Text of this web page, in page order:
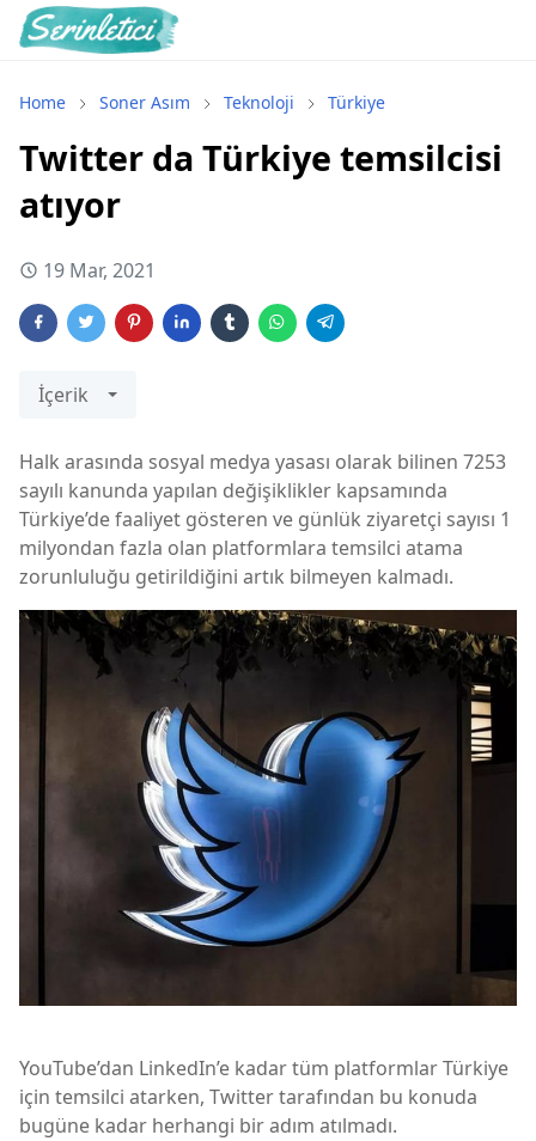
Home Soner Asım Teknoloji Türkiye
Twitter da Türkiye temsilcisi
atıyor
19 Mar, 2021
İçerik
Halk arasında sosyal medya yasası olarak bilinen 7253
sayılı kanunda yapılan değişiklikler kapsamında
Türkiye’de faaliyet gösteren ve günlük ziyaretçi sayısı 1
milyondan fazla olan platformlara temsilci atama
zorunluluğu getirildiğini artık bilmeyen kalmadı.
YouTube’dan LinkedIn’e kadar tüm platformlar Türkiye
için temsilci atarken, Twitter tarafından bu konuda
bugüne kadar herhangi bir adım atılmadı.